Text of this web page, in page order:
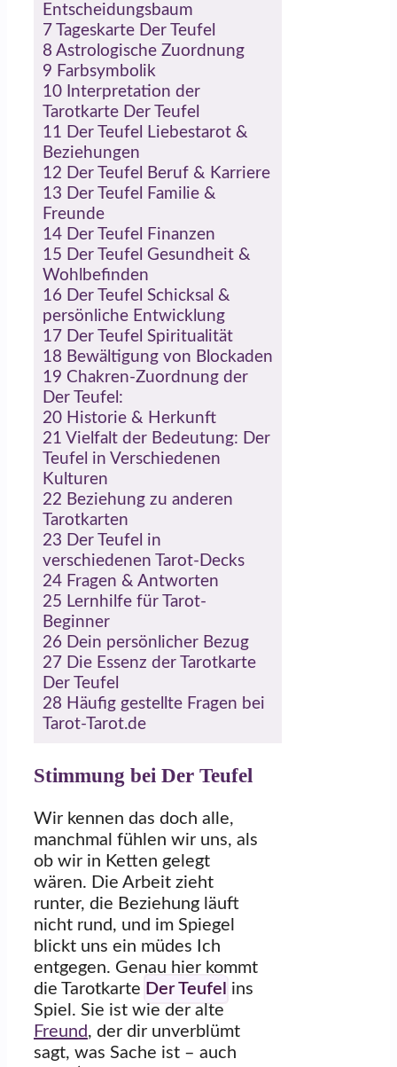
Entscheidungsbaum
7 Tageskarte Der Teufel
8 Astrologische Zuordnung
9 Farbsymbolik
10 Interpretation der
Tarotkarte Der Teufel
11 Der Teufel Liebestarot &
Beziehungen
12 Der Teufel Beruf & Karriere
13 Der Teufel Familie &
Freunde
14 Der Teufel Finanzen
15 Der Teufel Gesundheit &
Wohlbefinden
16 Der Teufel Schicksal &
persönliche Entwicklung
17 Der Teufel Spiritualität
18 Bewältigung von Blockaden
19 Chakren-Zuordnung der
Der Teufel:
20 Historie & Herkunft
21 Vielfalt der Bedeutung: Der
Teufel in Verschiedenen
Kulturen
22 Beziehung zu anderen
Tarotkarten
23 Der Teufel in
verschiedenen Tarot-Decks
24 Fragen & Antworten
25 Lernhilfe für Tarot-
Beginner
26 Dein persönlicher Bezug
27 Die Essenz der Tarotkarte
Der Teufel
28 Häufig gestellte Fragen bei
Tarot-Tarot.de
Stimmung bei Der Teufel
Wir kennen das doch alle,
manchmal fühlen wir uns, als
ob wir in Ketten gelegt
wären. Die Arbeit zieht
runter, die Beziehung läuft
nicht rund, und im Spiegel
blickt uns ein müdes Ich
entgegen. Genau hier kommt
die Tarotkarte Der Teufel ins
Spiel. Sie ist wie der alte
Freund, der dir unverblümt
sagt, was Sache ist – auch